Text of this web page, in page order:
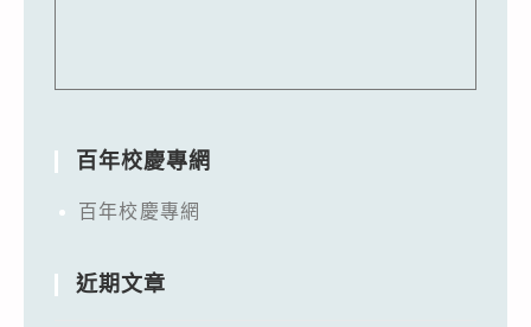
百年校慶專網
百年校慶專網
近期文章